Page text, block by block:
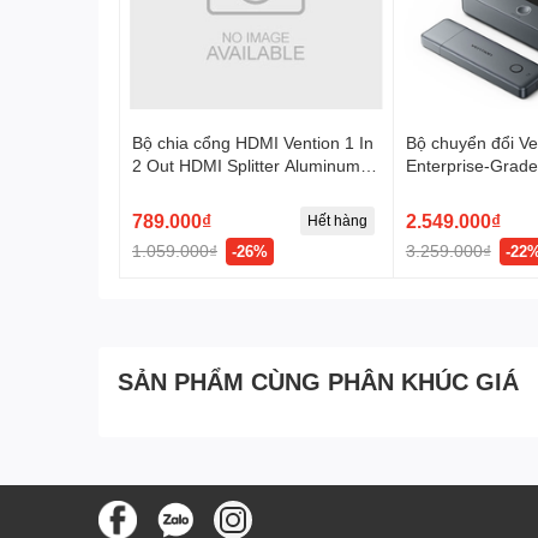
Bộ chia cổng HDMI Vention 1 In
2 Out HDMI Splitter Aluminum
(AKEL0-EU) - Xanh
789.000₫
1.059.000₫ -26%
Hết hàng
Bộ chuyển đổi
Enterprise-
TRS + USB-C
Receiver
(ADTH0) - Xám
2.549.000₫
3.259.000₫ -
SẢN PHẨM CÙNG PHÂN KHÚC GIÁ